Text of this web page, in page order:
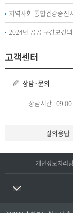
지역사회 통합건강증진
2024년 공공 구강보건
고객센터
상담·문의
상담시간 :
질의응답
개인정보처리